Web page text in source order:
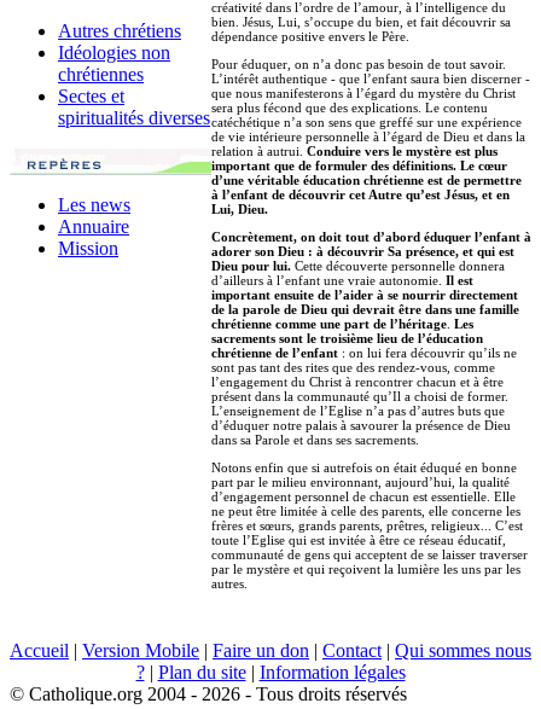
Autres chrétiens
Idéologies non
chrétiennes
Sectes et
spiritualités diverses
Les news
Annuaire
Mission
créativité dans l’ordre de l’amour, à l’intelligence du
bien. Jésus, Lui, s’occupe du bien, et fait découvrir sa
dépendance positive envers le Père.
Pour éduquer, on n’a donc pas besoin de tout savoir.
L’intérêt authentique - que l’enfant saura bien discerner -
que nous manifesterons à l’égard du mystère du Christ
sera plus fécond que des explications. Le contenu
catéchétique n’a son sens que greffé sur une expérience
de vie intérieure personnelle à l’égard de Dieu et dans la
relation à autrui. Conduire vers le mystère est plus
important que de formuler des définitions. Le cœur
d’une véritable éducation chrétienne est de permettre
à l’enfant de découvrir cet Autre qu’est Jésus, et en
Lui, Dieu.
Concrètement, on doit tout d’abord éduquer l’enfant à
adorer son Dieu : à découvrir Sa présence, et qui est
Dieu pour lui. Cette découverte personnelle donnera
d’ailleurs à l’enfant une vraie autonomie. Il est
important ensuite de l’aider à se nourrir directement
de la parole de Dieu qui devrait être dans une famille
chrétienne comme une part de l’héritage. Les
sacrements sont le troisième lieu de l’éducation
chrétienne de l’enfant : on lui fera découvrir qu’ils ne
sont pas tant des rites que des rendez-vous, comme
l’engagement du Christ à rencontrer chacun et à être
présent dans la communauté qu’Il a choisi de former.
L’enseignement de l’Eglise n’a pas d’autres buts que
d’éduquer notre palais à savourer la présence de Dieu
dans sa Parole et dans ses sacrements.
Notons enfin que si autrefois on était éduqué en bonne
part par le milieu environnant, aujourd’hui, la qualité
d’engagement personnel de chacun est essentielle. Elle
ne peut être limitée à celle des parents, elle concerne les
frères et sœurs, grands parents, prêtres, religieux... C’est
toute l’Eglise qui est invitée à être ce réseau éducatif,
communauté de gens qui acceptent de se laisser traverser
par le mystère et qui reçoivent la lumière les uns par les
autres.
Accueil | Version Mobile | Faire un don | Contact | Qui sommes nous
?| Plan du site| Information légales
© Catholique.org 2004 - 2026 - Tous droits réservés